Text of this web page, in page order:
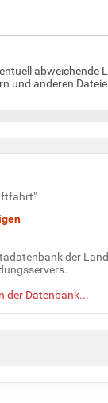
abweichende
und anderen
der
der Datenbank...